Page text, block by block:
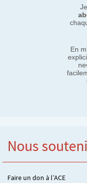
En
Nous
Faire un don à l’ACE